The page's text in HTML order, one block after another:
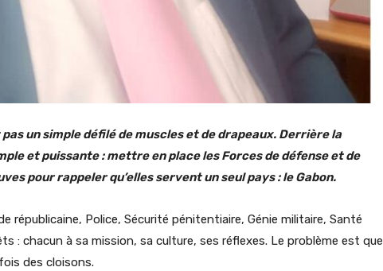
un simple défilé de muscles et de drapeaux. Derrière la
et puissante : mettre en place les Forces de défense et de
pour rappeler qu’elles servent un seul pays : le Gabon.
républicaine, Police, Sécurité pénitentiaire, Génie militaire, Santé
: chacun à sa mission, sa culture, ses réflexes. Le problème est que
des cloisons.